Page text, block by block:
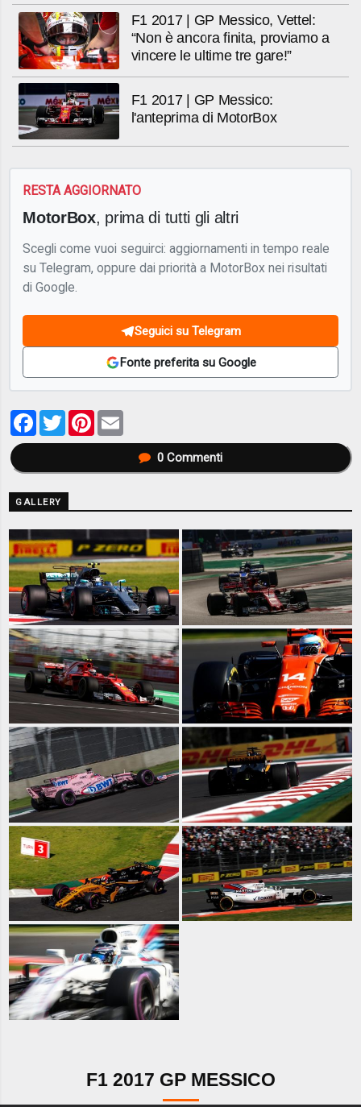
F1 2017 | GP Messico, Vettel:
“Non è ancora finita, proviamo a
vincere le ultime tre gare!”
F1 2017 | GP Messico:
l'anteprima di MotorBox
RESTA AGGIORNATO
MotorBox, prima di tutti gli altri
Scegli come vuoi seguirci: aggiornamenti in tempo reale
su Telegram, oppure dai priorità a MotorBox nei risultati
di Google.
Seguici su Telegram
Fonte preferita su Google
Facebook
TwitterPinterest
0Commenti
GALLERY
F1 2017 GP MESSICO